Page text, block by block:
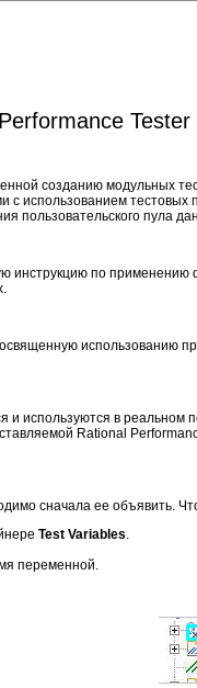
созданию модульных
использованием
пользовательского пула
инструкцию по
использованию
и используются в реальном
Rational
сначала ее объявить.
Test Variables
переменной.